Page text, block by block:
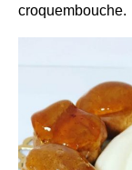
croquembouche.